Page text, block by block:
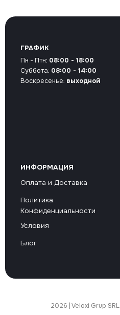
ИНФОРМАЦИЯ
Оплата и Доставка
Политика
Конфиденциальности
Условия
Блог
ГРАФИК
Пн - Птн: 08:00 - 18:00
Суббота: 08:00 - 14:00
Воскресенье: выходной
2026 | Veloxi Grup SRL